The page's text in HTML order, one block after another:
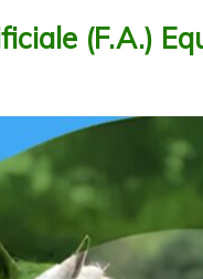
(F.A.)